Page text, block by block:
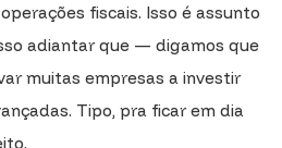
fiscais. Isso é assunto
adiantar que — digamos que
muitas empresas a investir
Tipo, pra ficar em dia